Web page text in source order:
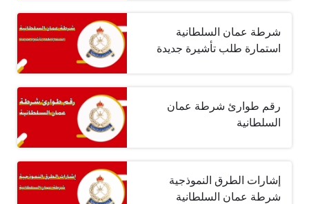
شرطة عمان السلطانية
استمارة طلب تأشيرة جديدة
رقم طوارئ شرطة عمان
السلطانية
إشارات الطرق النموذجية
شرطة عمان السلطانية